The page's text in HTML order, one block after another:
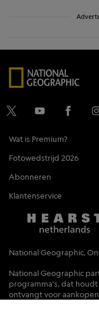
Wat is Premium?
Fotowedstrijd 2026
Abonneren
Klantenservice
National Geographic,
National Geographic
programma's, dat houdt
ontvangt voor